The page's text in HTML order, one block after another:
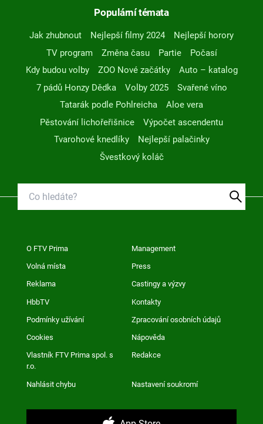
Populární témata
Jak zhubnout Nejlepší filmy 2024
Nejlepší horory
TV program
Změna času Partie
Počasí
Kdy budou volby
ZOO Nové začátky
Auto – katalog
7 pádů Honzy Dědka
Volby 2025
Svařené víno
Tatarák podle Pohlreicha
Aloe vera
Pěstování lichořeřišnice
Výpočet ascendentu
Tvarohové knedlíky
Nejlepší palačinky
Švestkový koláč
O FTV Prima Management
Volná místa Press
Reklama Castingy a výzvy
HbbTV Kontakty
Podmínky užívání Zpracování osobních údajů
Cookies Nápověda
Vlastník FTV Prima spol. s
r.o.
Redakce
Nahlásit chybu Nastavení soukromí